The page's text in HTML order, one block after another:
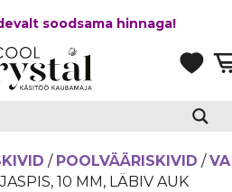
soodsama hinnaga!
/ POOLVÄÄRISKIVID / VA
10 MM, LÄBIV AUK